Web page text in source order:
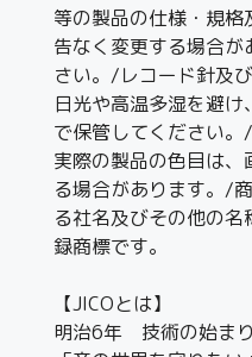
等の製品の仕様・規
告なく変更する場合
さい。/レコード針及
日光や高温多湿を避
で保管してください
実際の製品の色目は
る場合があります。/
る社名及びその他の
録商標です。
【JICOとは】
明治6年 技術の始まり